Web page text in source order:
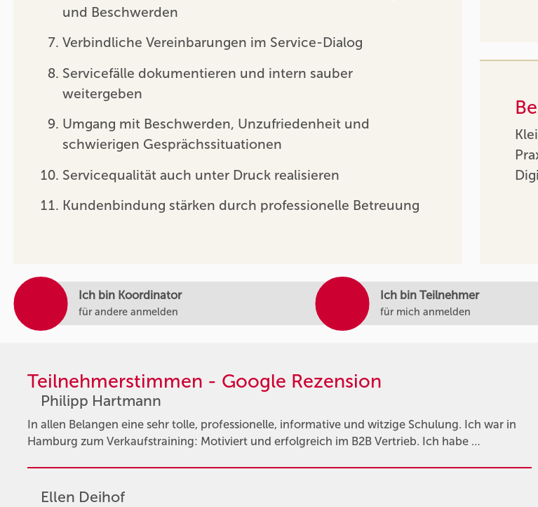
Ich bin Koordinator
für andere anmelden
Ich bin Teilnehmer
für mich anmelden
und Beschwerden
Verbindliche Vereinbarungen im Service-Dialog
Servicefälle dokumentieren und intern sauber
weitergeben
Umgang mit Beschwerden, Unzufriedenheit und
schwierigen Gesprächssituationen
Servicequalität auch unter Druck realisieren
Kundenbindung stärken durch professionelle Betreuung
Teilnehmerstimmen - Google Rezension
Philipp Hartmann
In allen Belangen eine sehr tolle, professionelle, informative und witzige Schulung. Ich war in
Hamburg zum Verkaufstraining: Motiviert und erfolgreich im B2B Vertrieb. Ich habe …
Ellen Deihof